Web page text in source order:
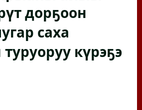
дорҕоон
саха
күрэҕэ